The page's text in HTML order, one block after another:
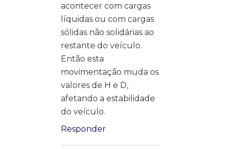
acontecer com cargas
líquidas ou com cargas
sólidas não solidárias ao
restante do veículo.
Então esta
movimentação muda os
valores de H e D,
afetando a estabilidade
do veículo.
Responder